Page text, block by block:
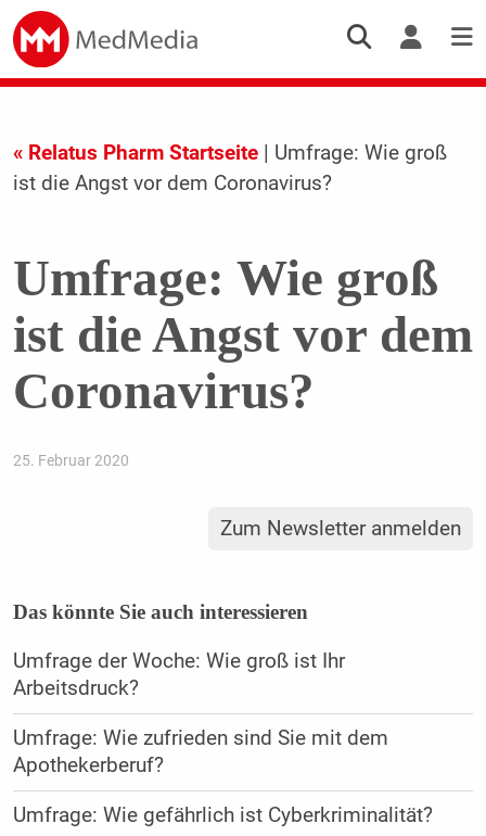
« Relatus Pharm Startseite| Umfrage: Wie groß
ist die Angst vor dem Coronavirus?
Umfrage: Wie groß
ist die Angst vor dem
Coronavirus?
25. Februar 2020
Zum Newsletter anmelden
Das könnte Sie auch interessieren
Umfrage der Woche: Wie groß ist Ihr
Arbeitsdruck?
Umfrage: Wie zufrieden sind Sie mit dem
Apothekerberuf?
Umfrage: Wie gefährlich ist Cyberkriminalität?